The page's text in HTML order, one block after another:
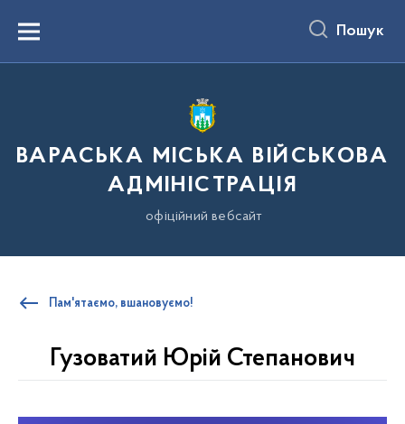
вмістуMenu Пошук
ВАРАСЬКА МІСЬКА ВІЙСЬКОВА
АДМІНІСТРАЦІЯ
офіційний вебсайт
Пам'ятаємо, вшановуємо!
Гузоватий Юрій Степанович